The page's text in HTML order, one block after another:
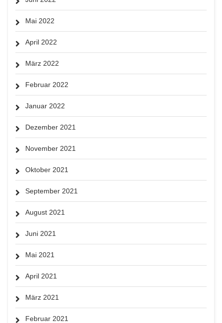
Mai 2022
April 2022
März 2022
Februar 2022
Januar 2022
Dezember 2021
November 2021
Oktober 2021
September 2021
August 2021
Juni 2021
Mai 2021
April 2021
März 2021
Februar 2021